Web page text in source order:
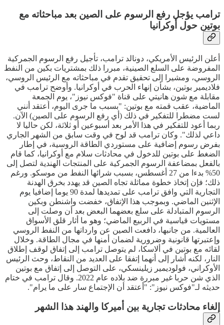
ترامب يؤجل رفع الرسوم على الصين بعد مباحثاته مع
بوتين حول أوكرانيا
أعلن الرئيس الأمريكي، دونالد ترامب، تأجيل رفع الرسوم الجمركية
المفروضة على السلع الصينية، مبررا ذلك بمشتريات بكين من النفط
الروسي، ومشيرا إلى تحقيق تقدم في مباحثاته مع الرئيس الروسي،
فلاديمير بوتين، بشأن إنهاء الحرب في أوكرانيا. وأوضح ترامب في
مقابلة مع شون هانيتي على قناة "فوكس نيوز"، يوم الجمعة
الماضية، عقب قمته مع بوتين: "بسبب ما جرى اليوم، أعتقد أنني
لست مضطرا للتفكير في ذلك (أي رفع الرسوم على الصين) الآن.
ربما أعود للتفكير في هذا الأمر بعد أسبوعين أو ثلاثة، لكن حاليا لا
داعي لذلك". وكان ترامب قد لوح في وقت سابق من الشهر الجاري
بفرض رسوم إضافية على مستوردي الطاقة الروسية، في إطار
الضغط على بوتين للدخول في محادثات سلام مع أوكرانيا، كما قام
بالفعل بمضاعفة الرسوم الجمركية على المنتجات الهندية لتصل إلى
50% بدءا من 27 أغسطس، بسبب شرائها النفط من موسكو. ورغم
ذلك؛ فإن إتخاذ خطوة مماثلة تجاه الصين قد يهدد بخرق الهدنة
التجارية التي وافق ترامب على تمديدها لمدة 90 يوما إضافيا يوم
الإثنين الماضي. وبموجب هذا الإتفاق، خفضت واشنطن وبكين
الرسوم المتبادلة على سلع بعضهما البعض بعد أن وصلت إلى
مستويات قياسية في الربيع الماضي؛ وهو ما أثار قلق الأسواق
العالمية. من جانبها، دافعت الصين عن وارداتها من النفط الروسي
وإعتبرتها قانونية وضرورية لضمان أمنها في مجال الطاقة. وخلال
لقائه مع بوتين في ألاسكا، لم يتوصل ترامب إلى إتفاق لوقف إطلاق
النار، لكنه أشار إلى أنهما إتفقا على العديد من النقاط، وحث الرئيس
الأوكراني، فولوديمير زيلينسكي، على التوصل إلى إتفاق مع بوتين
الذي شن حربا غير مبررة ضد بلاده عام 2022. وقال ترامب في ختام
حديثه لـ"فوكس نيوز": "أعتقد أن الإجتماع سار على ما يرام".
إلغاء محادثات تجارية بين أميركا والهند هذا الشهر